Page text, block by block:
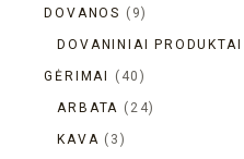
DOVANOS
9
DOVANINIAI PRODUKTAI
GĖRIMAI
40
ARBATA
24
KAVA
3